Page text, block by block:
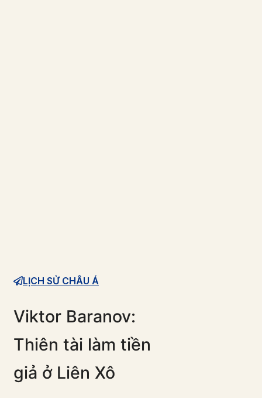
LỊCH SỬ CHÂU Á
Viktor Baranov:
Thiên tài làm tiền
giả ở Liên Xô